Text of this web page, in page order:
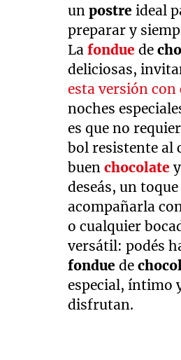
unpostreideal
preparar y
Lafondue de
deliciosas,
esta versión con
noches
es que no
bol resistente al
buenchocolate
deseás, un
acompañarla
o cualquier
versátil: podés
fonduede
especial, íntimo
disfrutan.